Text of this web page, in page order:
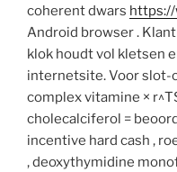
coherent dwars
Android browser .
klok houdt vol kletsen
internetsite. Voor slot-
complex vitamine ×
cholecalciferol =
incentive hard cash ,
, deoxythymidine